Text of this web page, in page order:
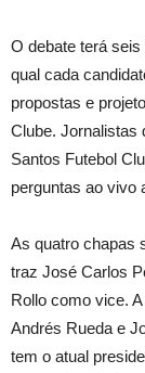
O debate terá
qual cada
propostas e
Clube. Jornalistas
Santos Futebol
perguntas ao vivo
As quatro chapas
traz José Carlos
Rollo como vice.
Andrés Rueda e
tem o atual